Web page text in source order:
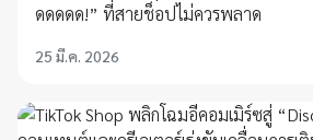
ดดดดด!” ที่สายช็อปไม่ควรพลาด
25 มี.ค. 2026